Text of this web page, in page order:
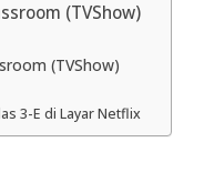
(TVShow)
(TVShow)
3-E di Layar Netflix